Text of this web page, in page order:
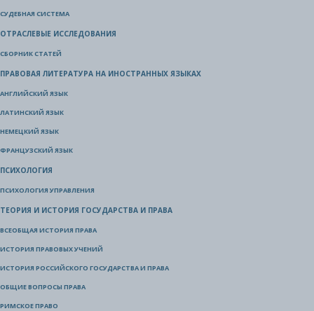
СУДЕБНАЯ СИСТЕМА
ОТРАСЛЕВЫЕ ИССЛЕДОВАНИЯ
СБОРНИК СТАТЕЙ
ПРАВОВАЯ ЛИТЕРАТУРА НА ИНОСТРАННЫХ ЯЗЫКАХ
АНГЛИЙСКИЙ ЯЗЫК
ЛАТИНСКИЙ ЯЗЫК
НЕМЕЦКИЙ ЯЗЫК
ФРАНЦУЗСКИЙ ЯЗЫК
ПСИХОЛОГИЯ
ПСИХОЛОГИЯ УПРАВЛЕНИЯ
ТЕОРИЯ И ИСТОРИЯ ГОСУДАРСТВА И ПРАВА
ВСЕОБЩАЯ ИСТОРИЯ ПРАВА
ИСТОРИЯ ПРАВОВЫХ УЧЕНИЙ
ИСТОРИЯ РОССИЙСКОГО ГОСУДАРСТВА И ПРАВА
ОБЩИЕ ВОПРОСЫ ПРАВА
РИМСКОЕ ПРАВО